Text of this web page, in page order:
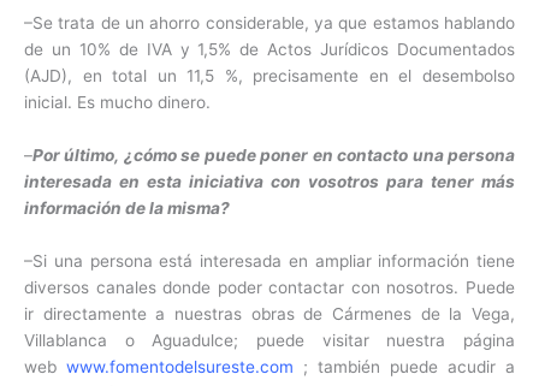
–Se trata de un ahorro considerable, ya que estamos hablando
de un 10% de IVA y 1,5% de Actos Jurídicos Documentados
(AJD), en total un 11,5 %, precisamente en el desembolso
inicial. Es mucho dinero.
–Por último, ¿cómo se puede poner en contacto una persona
interesada en esta iniciativa con vosotros para tener más
información de la misma?
–Si una persona está interesada en ampliar información tiene
diversos canales donde poder contactar con nosotros. Puede
ir directamente a nuestras obras de Cármenes de la Vega,
Villablanca o Aguadulce; puede visitar nuestra página
web www.fomentodelsureste.com
; también puede acudir a